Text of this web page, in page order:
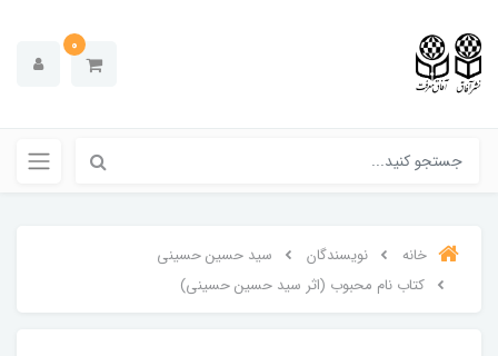
0
خانه نویسندگان
سید حسین حسینی
کتاب نام محبوب (اثر سید حسین حسینی)